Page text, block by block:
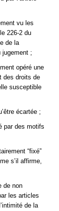
vu les
226-2 du
de la
jugement ;
opéré une
des droits de
susceptible
écartée ;
par des motifs
“fixé”
s’il affirme,
de non
les articles
de la